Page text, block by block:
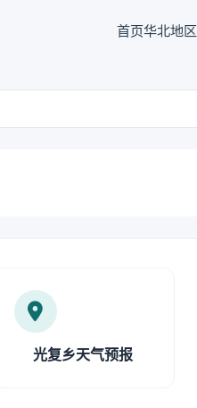
首页华北地区
光复乡天气预报